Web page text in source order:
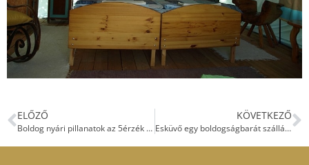
ELŐZŐ
Boldog nyári pillanatok az 5érzék házakban
KÖVETKEZŐ
Esküvő egy boldogságbarát szálláson